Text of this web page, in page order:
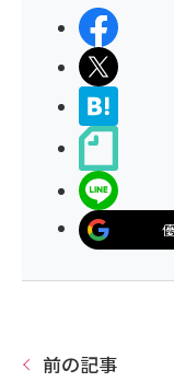
前の記事